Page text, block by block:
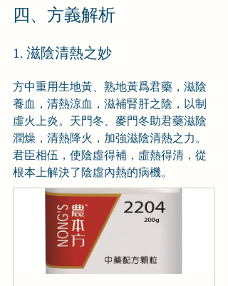
四、方義解析
1. 滋陰清熱之妙
方中重用生地黃、熟地黃爲君藥，滋陰
養血，清熱涼血，滋補腎肝之陰，以制
虛火上炎。天門冬、麥門冬助君藥滋陰
潤燥，清熱降火，加強滋陰清熱之力。
君臣相伍，使陰虛得補，虛熱得清，從
根本上解決了陰虛內熱的病機。